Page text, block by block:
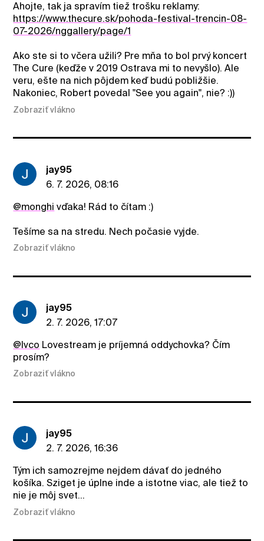
Ahojte, tak ja spravím tiež trošku reklamy:
https://www.thecure.sk/pohoda-festival-trencin-08-
07-2026/nggallery/page/1
Ako ste si to včera užili? Pre mňa to bol prvý koncert
The Cure (keďže v 2019 Ostrava mi to nevyšlo). Ale
veru, ešte na nich pôjdem keď budú pobližšie.
Nakoniec, Robert povedal "See you again", nie? :))
Zobraziť vlákno
jay95
6. 7. 2026, 08:16
@monghi vďaka! Rád to čítam :)
Tešíme sa na stredu. Nech počasie vyjde.
Zobraziť vlákno
jay95
2. 7. 2026, 17:07
@Ivco Lovestream je príjemná oddychovka? Čím
prosím?
Zobraziť vlákno
jay95
2. 7. 2026, 16:36
Tým ich samozrejme nejdem dávať do jedného
košíka. Sziget je úplne inde a istotne viac, ale tiež to
nie je môj svet...
Zobraziť vlákno